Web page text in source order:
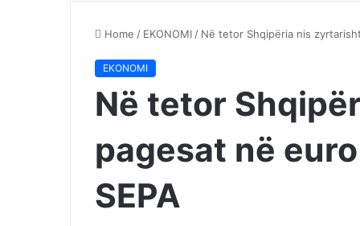
Home / EKONOMI / ​Në tetor Shqipëria nis
EKONOMI
​Në tetor
pagesat në
SEPA